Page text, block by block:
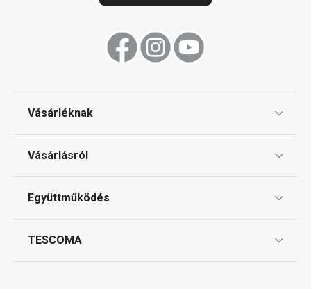
Vásárléknak
Gyakori kérdések
Vásárlásról
Reklamáció és termékvisszaküldés
Együttműködés
TESCOMA